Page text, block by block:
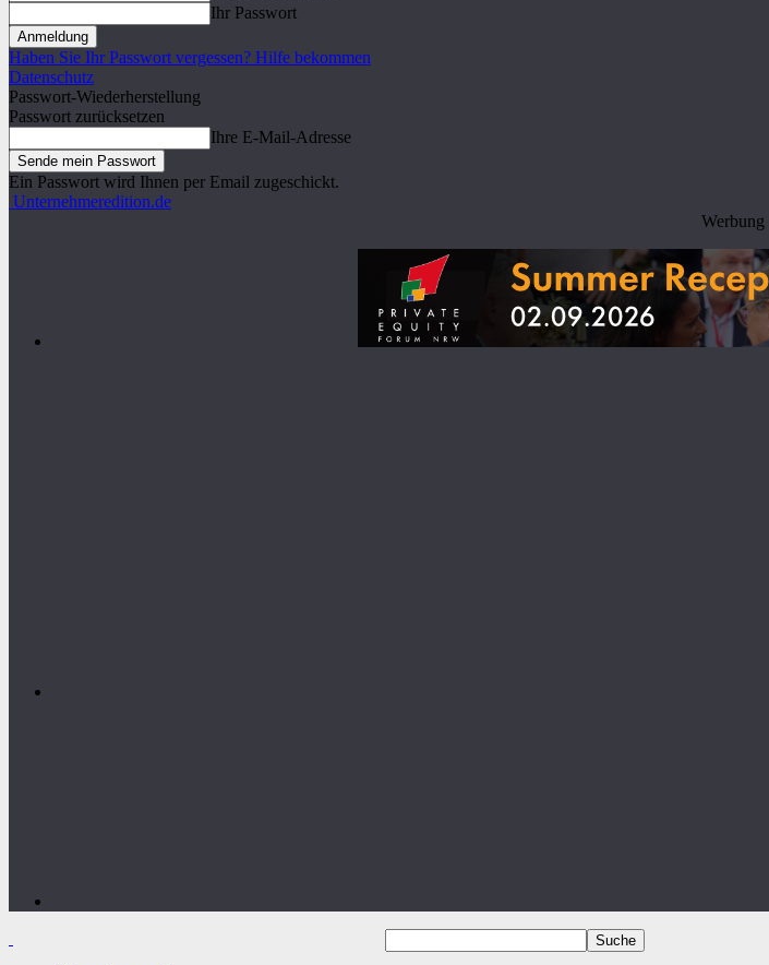
Ihr Passwort
Haben Sie Ihr Passwort vergessen? Hilfe bekommen
Datenschutz
Passwort-Wiederherstellung
Passwort zurücksetzen
Ihre E-Mail-Adresse
Ein Passwort wird Ihnen per Email zugeschickt.
Unternehmeredition.de
Werbung